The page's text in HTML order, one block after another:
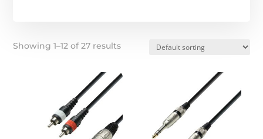
Showing 1–12 of 27 results